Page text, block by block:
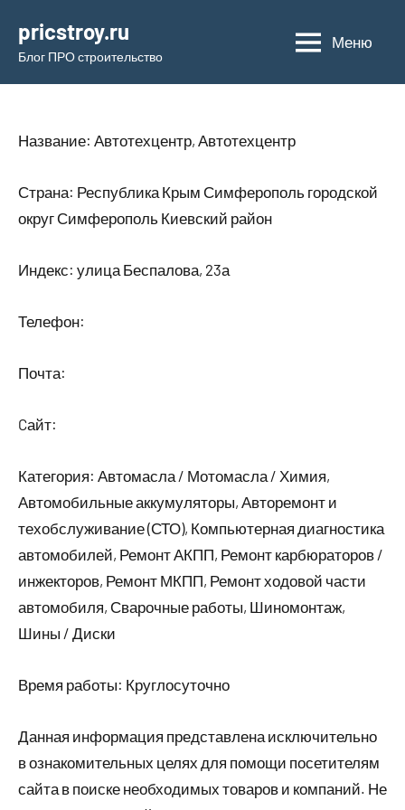
содержимому
pricstroy.ru
Блог ПРО строительство
Меню
Название: Автотехцентр, Автотехцентр
Страна: Республика Крым Симферополь городской
округ Симферополь Киевский район
Индекс: улица Беспалова, 23а
Телефон:
Почта:
Cайт:
Категория: Автомасла / Мотомасла / Химия,
Автомобильные аккумуляторы, Авторемонт и
техобслуживание (СТО), Компьютерная диагностика
автомобилей, Ремонт АКПП, Ремонт карбюраторов /
инжекторов, Ремонт МКПП, Ремонт ходовой части
автомобиля, Сварочные работы, Шиномонтаж,
Шины / Диски
Время работы: Круглосуточно
Данная информация представлена исключительно
в ознакомительных целях для помощи посетителям
сайта в поиске необходимых товаров и компаний. Не